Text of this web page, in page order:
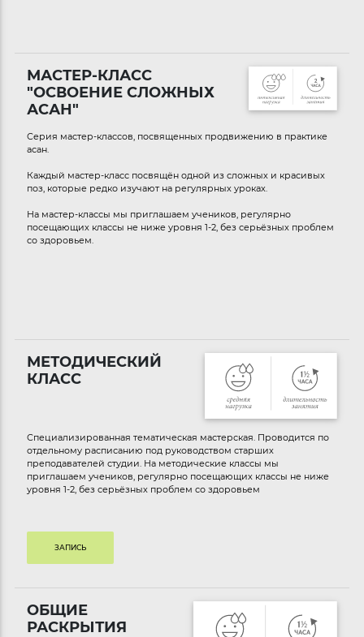
МАСТЕР-КЛАСС
"ОСВОЕНИЕ СЛОЖНЫХ
АСАН"
Серия мастер-классов, посвященных продвижению в практике
асан.
Каждый мастер-класс посвящён одной из сложных и красивых
поз, которые редко изучают на регулярных уроках.
На мастер-классы мы приглашаем учеников, регулярно
посещающих классы не ниже уровня 1-2, без серьёзных проблем
со здоровьем.
МЕТОДИЧЕСКИЙ
КЛАСС
Специализированная тематическая мастерская. Проводится по
отдельному расписанию под руководством старших
преподавателей студии. На методические классы мы
приглашаем учеников, регулярно посещающих классы не ниже
уровня 1-2, без серьёзных проблем со здоровьем
ЗАПИСЬ
ОБЩИЕ
РАСКРЫТИЯ